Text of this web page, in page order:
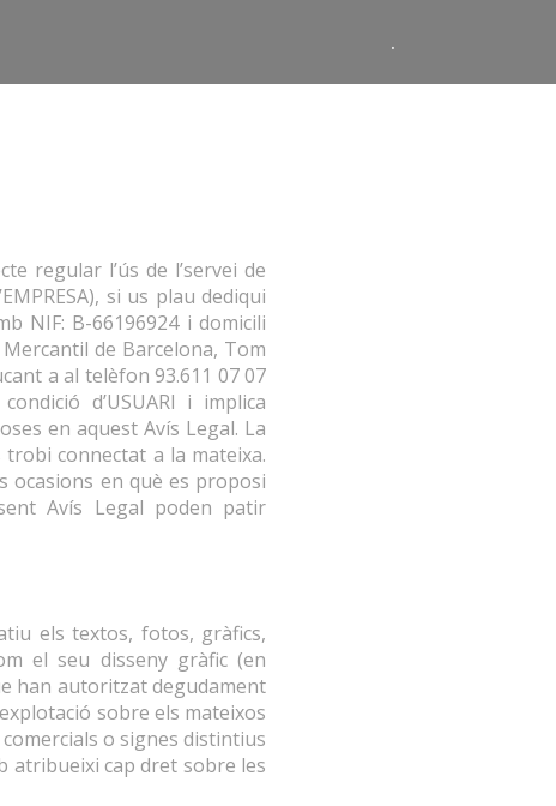
.
regular l’ús de l’servei de
si us plau dediqui
NIF: B-66196924 i domicili
de Barcelona, ​​Tom
a al telèfon 93.611 07 07
d’USUARI i implica
en aquest Avís Legal. La
connectat a la mateixa.
ocasions en què es proposi
Avís Legal poden patir
els textos, fotos, gràfics,
el seu disseny gràfic (en
han autoritzat degudament
sobre els mateixos
o signes distintius
atribueixi cap dret sobre les